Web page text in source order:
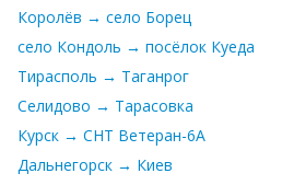
Королёв → село Борец
село Кондоль → посёлок Куеда
Тирасполь → Таганрог
Селидово → Тарасовка
Курск → СНТ Ветеран-6А
Дальнегорск → Киев